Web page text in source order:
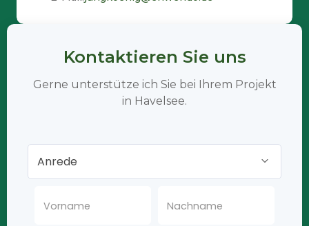
Kontaktieren Sie uns
Gerne unterstütze ich Sie bei Ihrem Projekt
in Havelsee.